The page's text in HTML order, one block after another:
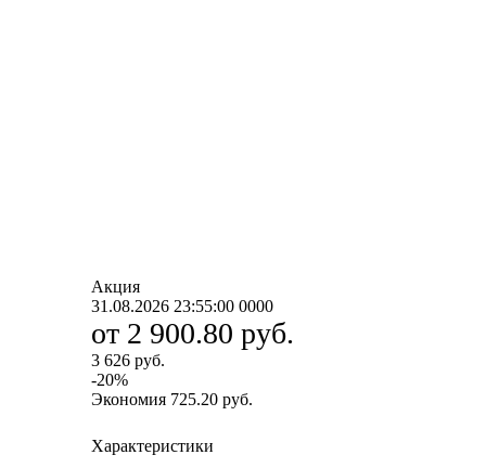
Акция
31.08.2026 23:55:00 0000
от 2 900.80 руб.
3 626 руб.
-20%
Экономия 725.20 руб.
Характеристики